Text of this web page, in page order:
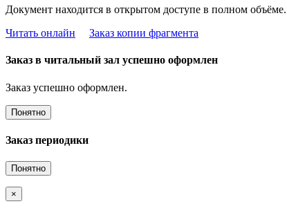
Документ находится в открытом доступе в полном
Читать онлайн
Заказ копии фрагмента
Заказ в читальный зал успешно оформлен
Заказ успешно оформлен.
Понятно
Заказ периодики
Понятно
×